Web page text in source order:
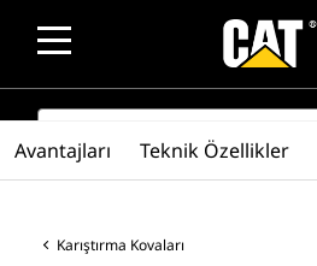
SEARCH
Karıştırma Kovaları
Avantajları Teknik Özellikler